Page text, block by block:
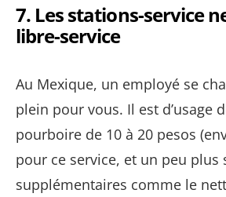
7. Les stations-service
libre-service
Au Mexique, un employé se
plein pour vous. Il est d’usage
pourboire de 10 à 20 pesos
pour ce service, et un peu plus
supplémentaires comme le